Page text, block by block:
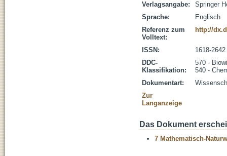
Verlagsangabe:
Springer
Sprache:
Englisch
Referenz zum
Volltext:
http://
ISSN:
1618-2642
DDC-
Klassifikation:
570 -
540 -
Dokumentart:
Zur
Langanzeige
Das Dokument
7 Mathematisch-